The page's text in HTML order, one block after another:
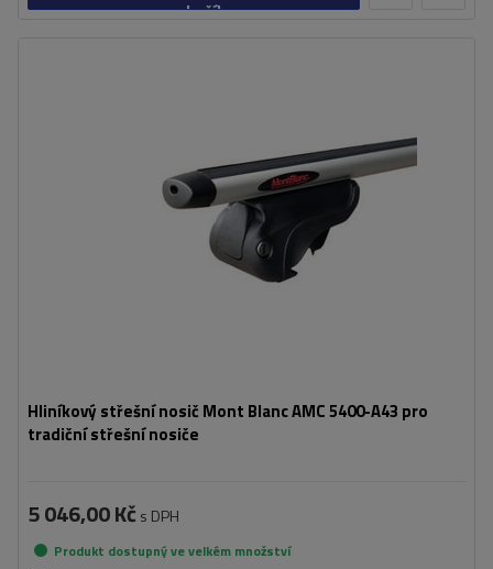
košíku
Hliníkový střešní nosič Mont Blanc AMC 5400-A43 pro
tradiční střešní nosiče
5 046,00 Kč s DPH
Produkt dostupný ve velkém množství